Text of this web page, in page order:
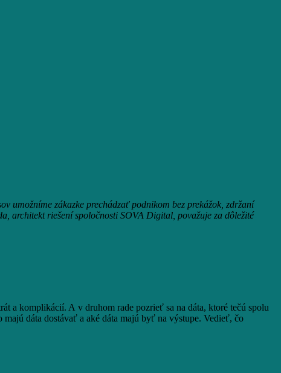
umožníme zákazke prechádzať podnikom bez prekážok, zdržaní
architekt riešení spoločnosti SOVA Digital, považuje za dôležité
a komplikácií. A v druhom rade pozrieť sa na dáta, ktoré tečú spolu
dáta dostávať a aké dáta majú byť na výstupe. Vedieť, čo